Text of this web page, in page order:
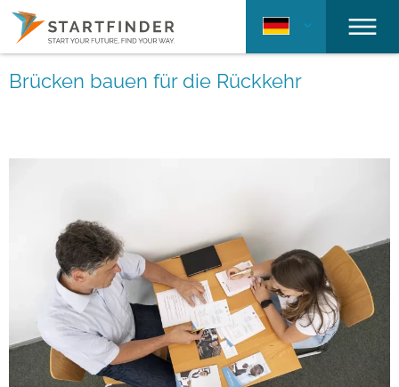
Brücken bauen für die Rückkehr